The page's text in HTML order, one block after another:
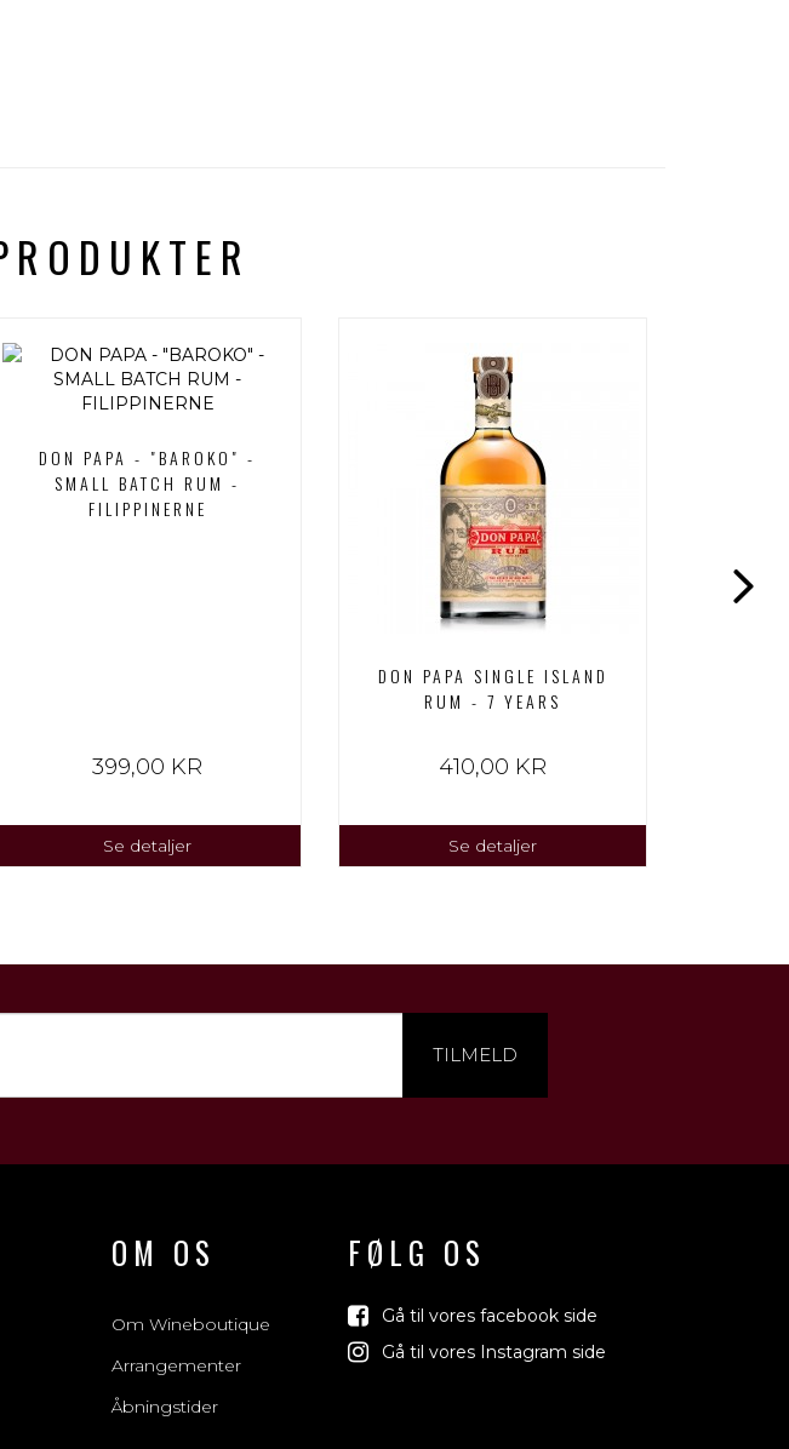
DON PAPA - "BAROKO" -
SMALL BATCH RUM -
FILIPPINERNE
399,00 KR
Se detaljer
DON PAPA SINGLE ISLAND
RUM - 7 YEARS
410,00 KR
Se detaljer
TILMELD
OM OS
Om Wineboutique
Arrangementer
Åbningstider
FØLG OS
Gå til vores facebook side
Gå til vores Instagram side